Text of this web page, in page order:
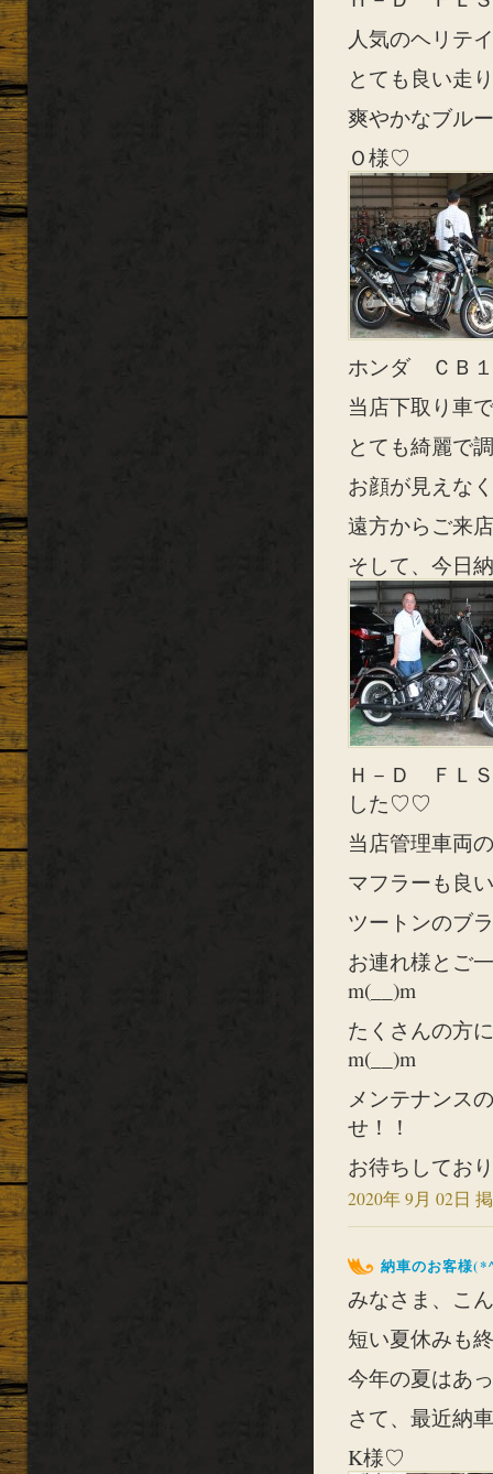
人気のヘリテ
とても良い走
爽やかなブル
Ｏ様♡
ホンダ ＣＢ
当店下取り車
とても綺麗で
お顔が見えな
遠方からご来
そして、今日
Ｈ－Ｄ ＦＬ
した♡♡
当店管理車両
マフラーも良
ツートンのブ
お連れ様とご
m(__)m
たくさんの方
m(__)m
メンテナンス
せ！！
お待ちしてお
2020年 9月 02日
納車のお客様
みなさま、こ
短い夏休みも
今年の夏はあ
さて、最近納
K様♡